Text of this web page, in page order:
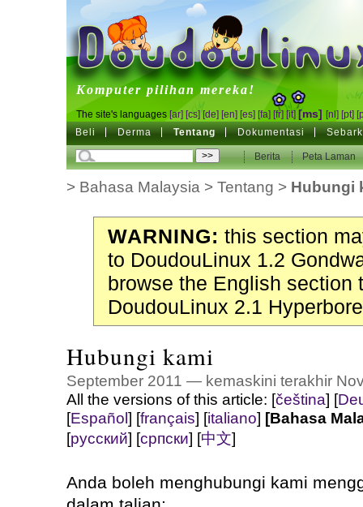
DoudouLinux
Komputer pilihan mereka!
The site's languages [ar] [cs] [de] [en] [es] [fa] [fr] [it] [ms] [nl] [pt]
Beli Derma Tentang Dokumentasi
Berita Peta Laman
> Bahasa Malaysia > Tentang > Hubungi
WARNING: this section
to DoudouLinux 1.2
browse the English section
DoudouLinux 2.1
Hubungi kami
September 2011 — kemaskini terakhir
All the versions of this article: [čeština] [
[Español] [français] [italiano] [Bahasa
[русский] [српски] [中文]
Anda boleh menghubungi kami